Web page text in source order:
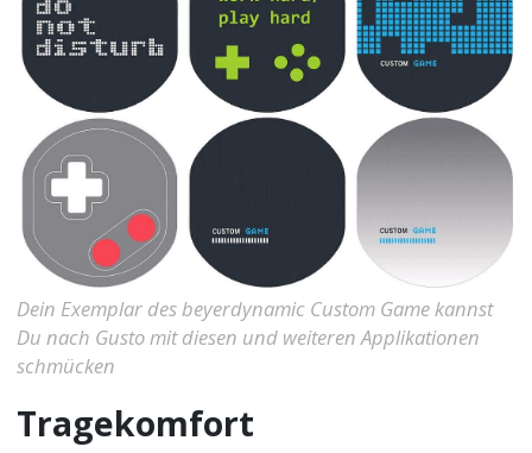
Dein Exemplar des beyerdynamic Custom Game kannst
Du nach Gusto mit diesen und weiteren Applikationen
schmücken
Tragekomfort